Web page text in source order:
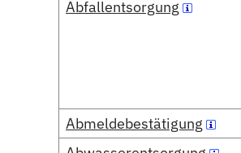
Abfallentsorgung
Abmeldebestätigung